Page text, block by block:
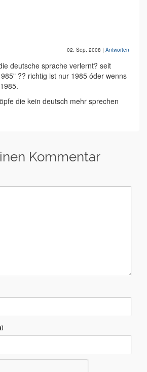
02. Sep. 2008 | Antworten
deutsche sprache verlernt? seit
?? richtig ist nur 1985 óder wenns
die kein deutsch mehr sprechen
Kommentar